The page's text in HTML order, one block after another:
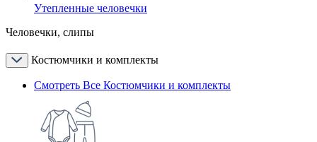
Утепленные человечки
Человечки, слипы
Костюмчики и комплекты
Смотреть Все Костюмчики и комплекты